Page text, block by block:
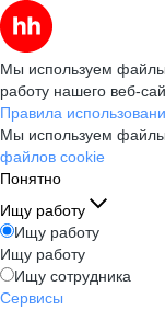
Мы используем файлы
работу нашего веб-
Правила
Мы используем
файлов cookie
Понятно
Ищу работу
Ищу работу
Ищу работу
Ищу сотрудника
Сервисы